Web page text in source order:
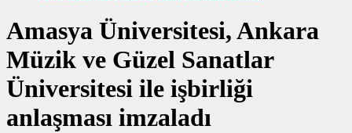
Amasya Üniversitesi, Ankara
Müzik ve Güzel Sanatlar
Üniversitesi ile işbirliği
anlaşması imzaladı